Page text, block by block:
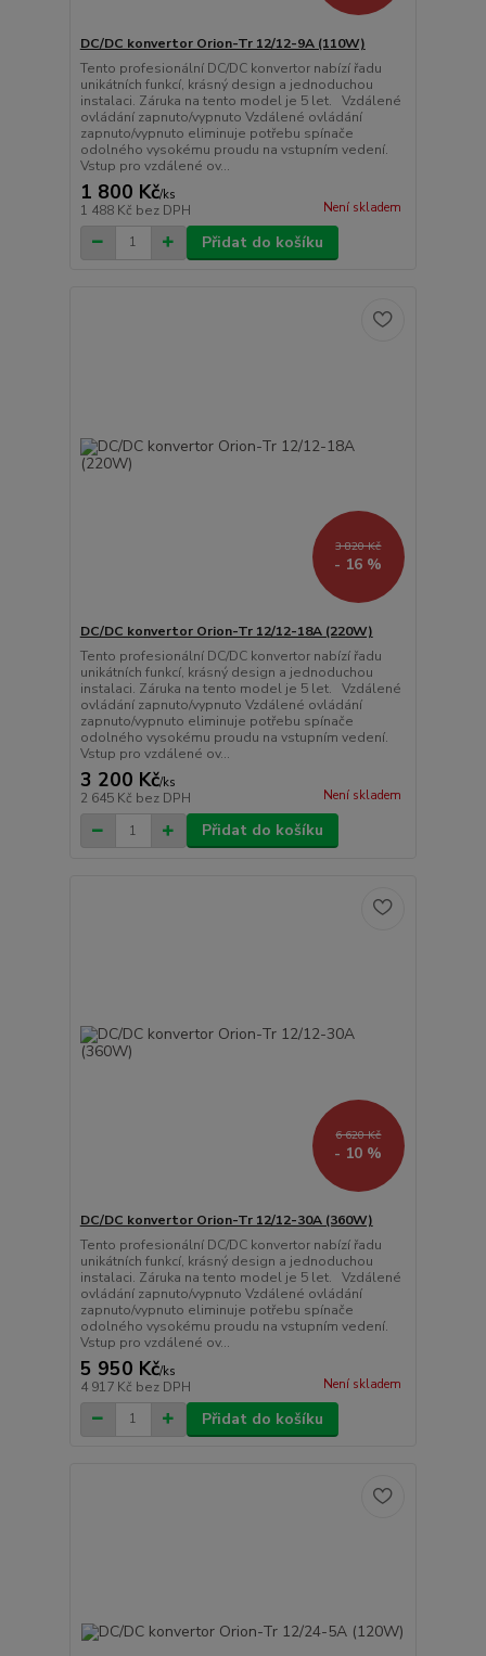
DC/DC konvertor Orion-Tr 12/12-9A (110W)
Tento profesionální DC/DC konvertor nabízí řadu
unikátních funkcí, krásný design a jednoduchou
instalaci. Záruka na tento model je 5 let. Vzdálené
ovládání zapnuto/vypnuto Vzdálené ovládání
zapnuto/vypnuto eliminuje potřebu spínače
odolného vysokému proudu na vstupním vedení.
Vstup pro vzdálené ov...
1 800 Kč/ks
1 488 Kč bez DPH Není skladem
Přidat do košíku
3 820 Kč
- 16 %
DC/DC konvertor Orion-Tr 12/12-18A (220W)
Tento profesionální DC/DC konvertor nabízí řadu
unikátních funkcí, krásný design a jednoduchou
instalaci. Záruka na tento model je 5 let. Vzdálené
ovládání zapnuto/vypnuto Vzdálené ovládání
zapnuto/vypnuto eliminuje potřebu spínače
odolného vysokému proudu na vstupním vedení.
Vstup pro vzdálené ov...
3 200 Kč/ks
2 645 Kč bez DPH Není skladem
Přidat do košíku
6 620 Kč
- 10 %
DC/DC konvertor Orion-Tr 12/12-30A (360W)
Tento profesionální DC/DC konvertor nabízí řadu
unikátních funkcí, krásný design a jednoduchou
instalaci. Záruka na tento model je 5 let. Vzdálené
ovládání zapnuto/vypnuto Vzdálené ovládání
zapnuto/vypnuto eliminuje potřebu spínače
odolného vysokému proudu na vstupním vedení.
Vstup pro vzdálené ov...
5 950 Kč/ks
4 917 Kč bez DPH Není skladem
Přidat do košíku